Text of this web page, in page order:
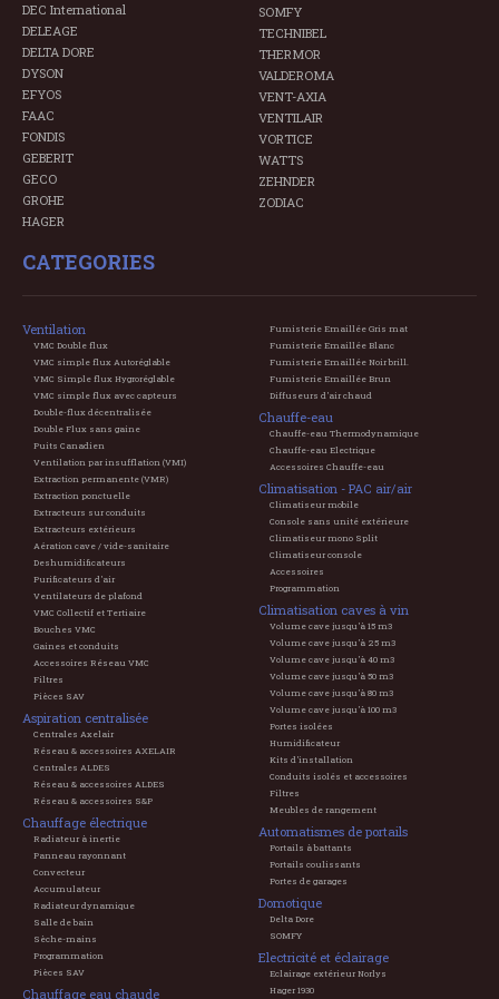
DEC International
DELEAGE
DELTA DORE
DYSON
EFYOS
FAAC
FONDIS
GEBERIT
GECO
GROHE
HAGER
SOMFY
TECHNIBEL
THERMOR
VALDEROMA
VENT-AXIA
VENTILAIR
VORTICE
WATTS
ZEHNDER
ZODIAC
CATEGORIES
Ventilation
VMC Double flux
VMC simple flux Autoréglable
VMC Simple flux Hygroréglable
VMC simple flux avec capteurs
Double-flux décentralisée
Double Flux sans gaine
Puits Canadien
Ventilation par insufflation (VMI)
Extraction permanente (VMR)
Extraction ponctuelle
Extracteurs sur conduits
Extracteurs extérieurs
Aération cave / vide-sanitaire
Deshumidificateurs
Purificateurs d'air
Ventilateurs de plafond
VMC Collectif et Tertiaire
Bouches VMC
Gaines et conduits
Accessoires Réseau VMC
Filtres
Pièces SAV
Aspiration centralisée
Centrales Axelair
Réseau & accessoires AXELAIR
Centrales ALDES
Réseau & accessoires ALDES
Réseau & accessoires S&P
Chauffage électrique
Radiateur à inertie
Panneau rayonnant
Convecteur
Accumulateur
Radiateur dynamique
Salle de bain
Sèche-mains
Programmation
Pièces SAV
Chauffage eau chaude
Fumisterie Emaillée Gris mat
Fumisterie Emaillée Blanc
Fumisterie Emaillée Noir brill.
Fumisterie Emaillée Brun
Diffuseurs d'air chaud
Chauffe-eau
Chauffe-eau Thermodynamique
Chauffe-eau Electrique
Accessoires Chauffe-eau
Climatisation - PAC air/air
Climatiseur mobile
Console sans unité extérieure
Climatiseur mono Split
Climatiseur console
Accessoires
Programmation
Climatisation caves à vin
Volume cave jusqu'à 15 m3
Volume cave jusqu'à 25 m3
Volume cave jusqu'à 40 m3
Volume cave jusqu'à 50 m3
Volume cave jusqu'à 80 m3
Volume cave jusqu'à 100 m3
Portes isolées
Humidificateur
Kits d'installation
Conduits isolés et accessoires
Filtres
Meubles de rangement
Automatismes de portails
Portails à battants
Portails coulissants
Portes de garages
Domotique
Delta Dore
SOMFY
Electricité et éclairage
Eclairage extérieur Norlys
Hager 1930